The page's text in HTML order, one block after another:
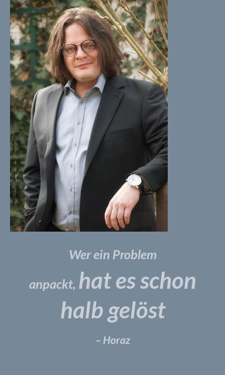
Wer ein Problem
anpackt, hat es schon
halb gelöst
– Horaz